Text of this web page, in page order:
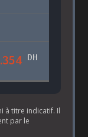
DH
à titre indicatif. Il
par le